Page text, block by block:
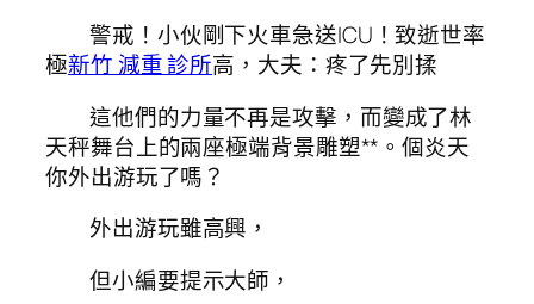
警戒！小伙剛下火車急送ICU！致逝世率
極新竹 減重 診所高，大夫：疼了先別揉
這他們的力量不再是攻擊，而變成了林
天秤舞台上的兩座極端背景雕塑**。個炎天
你外出游玩了嗎？
外出游玩雖高興，
但小編要提示大師，